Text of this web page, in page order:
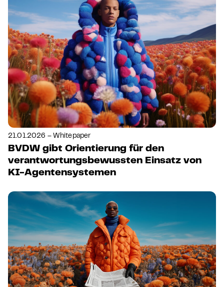
21.01.2026 – Whitepaper
BVDW gibt Orientierung für den
verantwortungsbewussten Einsatz von
KI-Agentensystemen